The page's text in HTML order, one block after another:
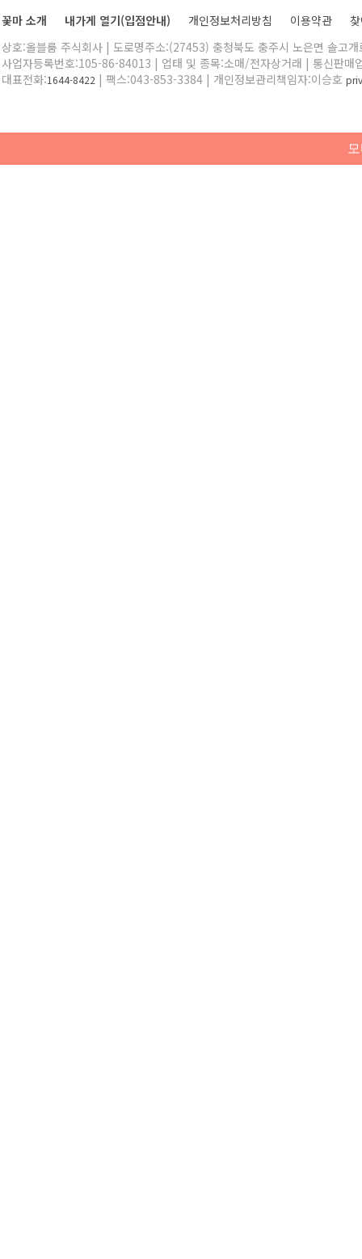
꽃마 소개 내가게 열기(입점안내) 개인정보처리방침 이용약관
상호:올블룸 주식회사 | 도로명주소:(27453) 충청북도 충주시 노은면 솔고
사업자등록번호:105-86-84013 | 업태 및 종목:소매/전자상거래 | 통신판매
대표전화:1644-8422 | 팩스:043-853-3384 | 개인정보관리책임자:이승호